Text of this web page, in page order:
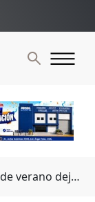
verano deja